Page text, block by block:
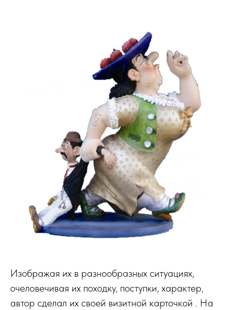
Изображая их в разнообразных ситуациях,
очеловечивая их походку, поступки, характер,
автор сделал их своей визитной карточкой . На